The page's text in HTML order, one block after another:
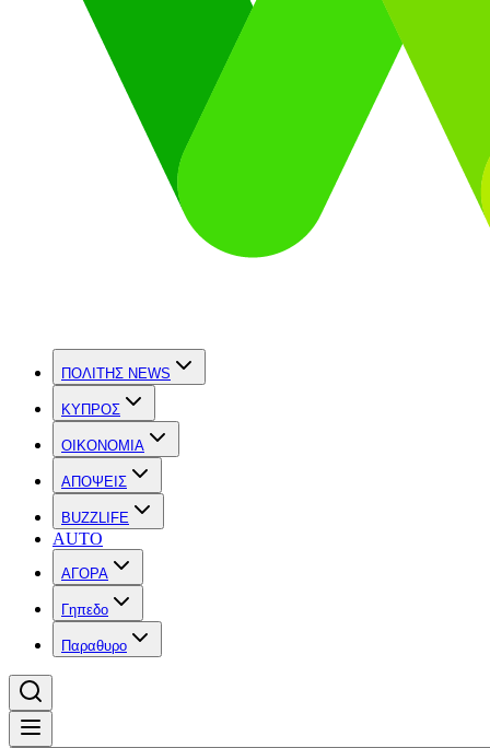
ΠΟΛΙΤΗΣ NEWS
ΚΥΠΡΟΣ
OIKONOMIA
ΑΠΟΨΕΙΣ
BUZZLIFE
AUTO
ΑΓΟΡΑ
Γηπεδο
Παραθυρο